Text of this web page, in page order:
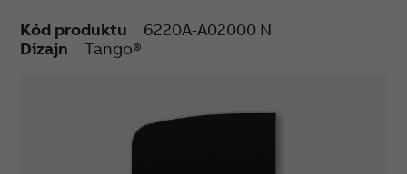
Kód produktu
6220A-A02000 N
Dizajn
Tango®